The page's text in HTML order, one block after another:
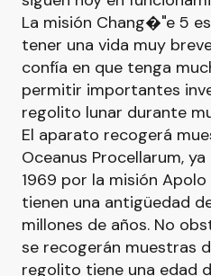
La misión Chang�"e 5
tener una vida muy
confía en que tenga
permitir importantes
regolito lunar durante
El aparato recogerá
Oceanus Procellarum,
1969 por la misión
tienen una antigüedad
millones de años. No
se recogerán muestras
regolito tiene una edad